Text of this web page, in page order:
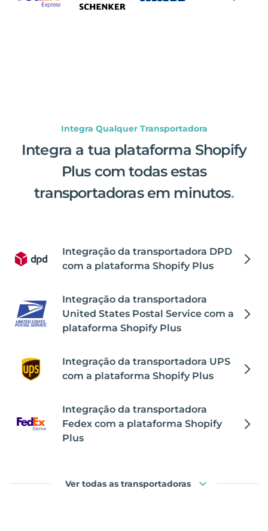
Integra Qualquer Transportadora
Integra a tua plataforma Shopify
Plus com todas estas
transportadoras em minutos.
Integração da transportadora DPD
com a plataforma Shopify Plus
Integração da transportadora
United States Postal Service com a
plataforma Shopify Plus
Integração da transportadora UPS
com a plataforma Shopify Plus
Integração da transportadora
Fedex com a plataforma Shopify
Plus
Ver todas as transportadoras